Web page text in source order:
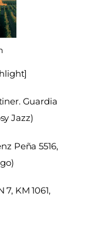
Guardia
Jazz)
Peña 5516,
KM 1061,